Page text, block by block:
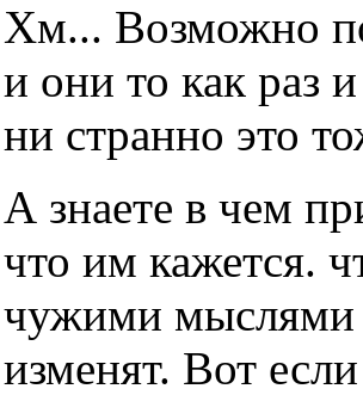
Хм... Возможно
и они то как раз
ни странно это
А знаете в чем
что им кажется.
чужими мыслями
изменят. Вот